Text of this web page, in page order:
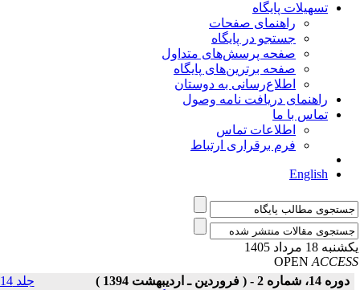
تسهیلات پایگاه
راهنمای صفحات
جستجو در پایگاه
صفحه پرسش‌های متداول
صفحه برترین‌های پایگاه
اطلاع‌رسانی به دوستان
راهنمای دریافت نامه وصول
تماس با ما
اطلاعات تماس
فرم برقراری ارتباط
English
18 مرداد 1405
OPEN
دوره 14، شماره 2 - ( فروردین ـ اردیبهشت 1394 )
جلد 14